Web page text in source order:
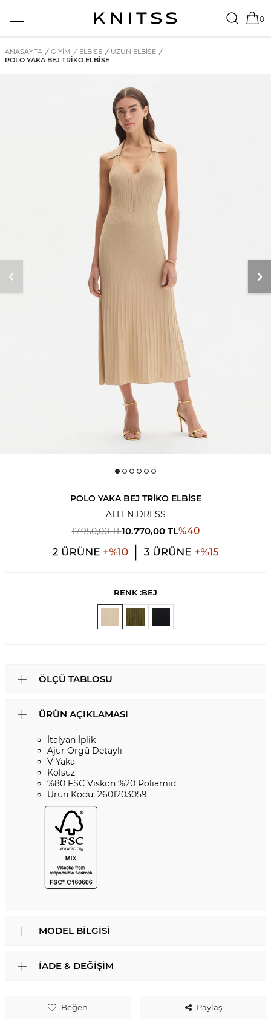
0
ANASAYFA / GİYİM / ELBISE / UZUN ELBISE /
POLO YAKA BEJ TRIKO ELBISE
POLO YAKA BEJ TRIKO ELBISE
ALLEN DRESS
17.950,00TL10.770,00TL%40
RENK :BEJ
Beğen Paylaş
ÖLÇÜ TABLOSU
ÜRÜN AÇIKLAMASI
İtalyan İplik
Ajur Örgü Detaylı
V Yaka
Kolsuz
%80 FSC Viskon %20 Poliamid
Ürün Kodu: 2601203059
MODEL BILGISI
İADE & DEĞIŞIM